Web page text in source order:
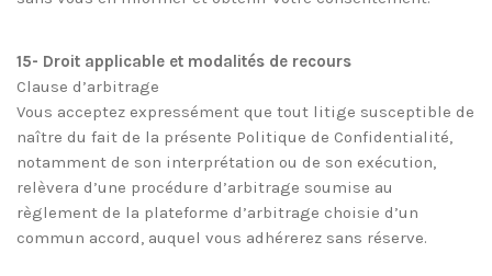
15- Droit applicable et modalités de recours
Clause d’arbitrage
Vous acceptez expressément que tout litige susceptible de
naître du fait de la présente Politique de Confidentialité,
notamment de son interprétation ou de son exécution,
relèvera d’une procédure d’arbitrage soumise au
règlement de la plateforme d’arbitrage choisie d’un
commun accord, auquel vous adhérerez sans réserve.